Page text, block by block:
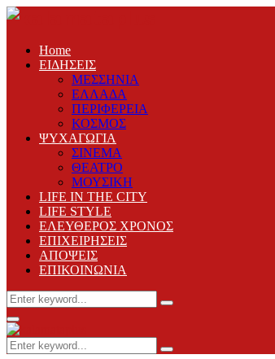
Home
ΕΙΔΗΣΕΙΣ
ΜΕΣΣΗΝΙΑ
ΕΛΛΑΔΑ
ΠΕΡΙΦΕΡΕΙΑ
ΚΟΣΜΟΣ
ΨΥΧΑΓΩΓΙΑ
ΣΙΝΕΜΑ
ΘΕΑΤΡΟ
ΜΟΥΣΙΚΗ
LIFE IN THE CITY
LIFE STYLE
ΕΛΕΥΘΕΡΟΣ ΧΡΟΝΟΣ
ΕΠΙΧΕΙΡΗΣΕΙΣ
ΑΠΟΨΕΙΣ
ΕΠΙΚΟΙΝΩΝΙΑ
Search
for:
Search
Primary
Menu
Search
Search